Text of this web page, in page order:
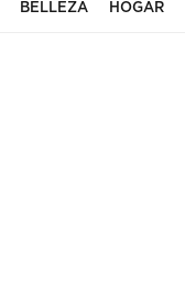
BELLEZA HOGAR